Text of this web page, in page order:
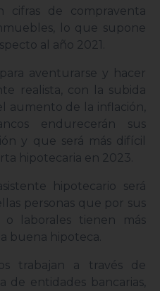
cifras de compraventa
lo que supone
al año 2021.
aventurarse y hacer
realista, con la subida
aumento de la inflación,
endurecerán sus
y que será más difícil
hipotecaria en 2023.
hipotecario será
personas que por sus
o laborales tienen más
buena hipoteca.
trabajan a través de
de entidades bancarias,